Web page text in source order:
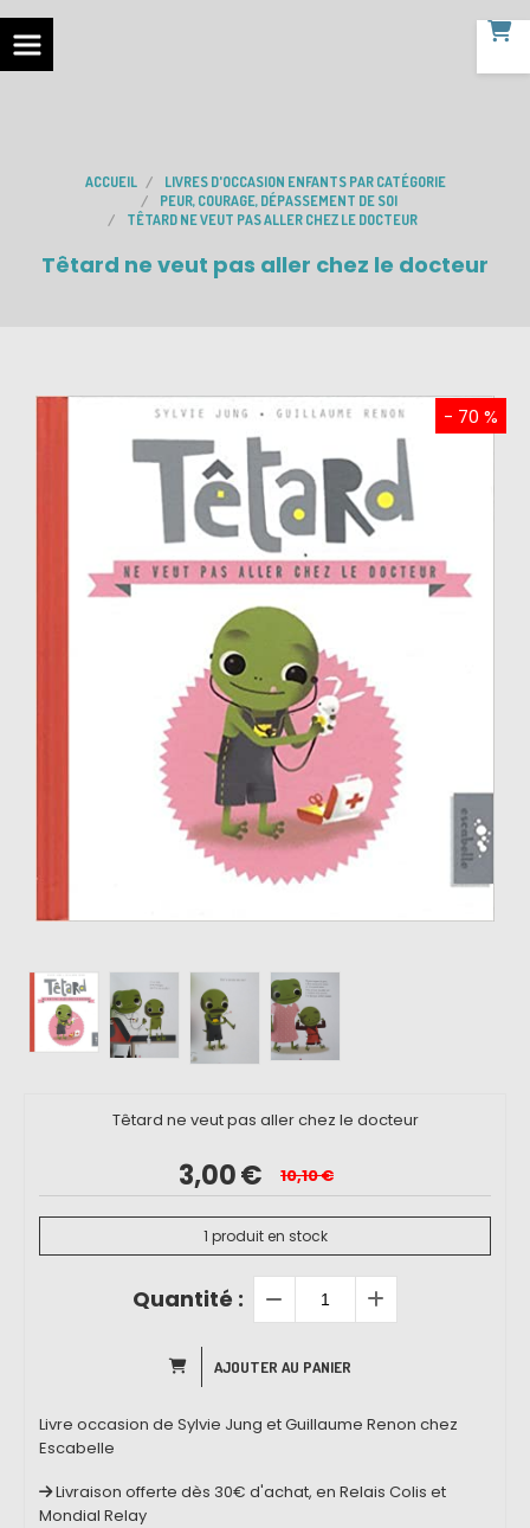
ACCUEIL
LIVRES D'OCCASION ENFANTS PAR CATÉGORIE
PEUR, COURAGE, DÉPASSEMENT DE SOI
TÊTARD NE VEUT PAS ALLER CHEZ LE DOCTEUR
Têtard ne veut pas aller chez le docteur
- 70 %
Têtard ne veut pas aller chez le docteur
3,00€ 10,10€
1 produit en stock
Quantité :
AJOUTER AU PANIER
Livre occasion de Sylvie Jung et Guillaume Renon chez
Escabelle
Livraison offerte dès 30€ d'achat, en Relais Colis et
Mondial Relay